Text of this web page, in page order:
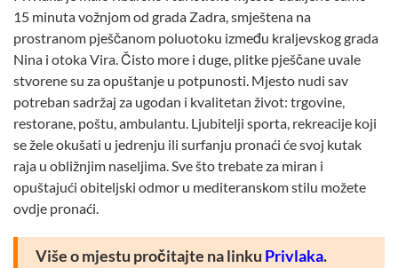
15 minuta vožnjom od grada Zadra, smještena na
prostranom pješčanom poluotoku između kraljevskog grada
Nina i otoka Vira. Čisto more i duge, plitke pješčane uvale
stvorene su za opuštanje u potpunosti. Mjesto nudi sav
potreban sadržaj za ugodan i kvalitetan život: trgovine,
restorane, poštu, ambulantu. Ljubitelji sporta, rekreacije koji
se žele okušati u jedrenju ili surfanju pronaći će svoj kutak
raja u obližnjim naseljima. Sve što trebate za miran i
opuštajući obiteljski odmor u mediteranskom stilu možete
ovdje pronaći.
Više o mjestu pročitajte na linku Privlaka.